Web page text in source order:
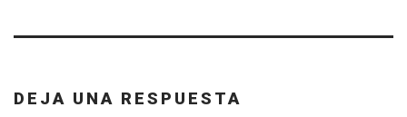
DEJA UNA RESPUESTA